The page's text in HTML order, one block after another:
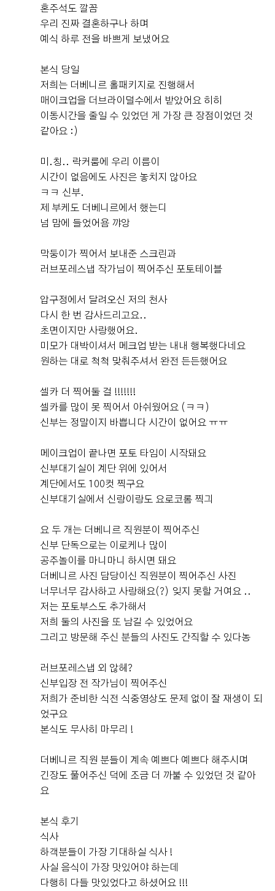
혼주석도 깔꼼
우리 진짜 결혼하구나 하며
예식 하루 전을 바쁘게 보냈어요​
본식 당일
저희는 더베니르 홀패키지로 진행해서
매이크업을 더브라이덜수에서 받았어요 히히
이동시간을 줄일 수 있었던 게 가장 큰 장점이었던 것
같아요 :)
미.칭.. 락커룸에 우리 이름이
시간이 없음에도 사진은 놓치지 않아요
ㅋㅋ 신부.
제 부케도 더베니르에서 했는디
넘 맘에 들었어욤 꺄앙
막둥이가 찍어서 보내준 스크린과
러브포레스냅 작가님이 찍어주신 포토테이블
압구정에서 달려오신 저의 천사
다시 한 번 감사드리고요..
초면이지만 사랑했어요.
미모가 대박이셔서 메크업 받는 내내 행복했다네요
원하는 대로 척척 맞춰주셔서 완전 든든했어요
셀카 더 찍어둘 걸 !!!!!!!
셀카를 많이 못 찍어서 아쉬웠어요 (ㅋㅋ)
신부는 정말이지 바쁩니다 시간이 없어요 ㅠㅠ
메이크업이 끝나면 포토 타임이 시작돼요
신부대기실이 계단 위에 있어서
계단에서도 100컷 찍구요
신부대기실에서 신랑이랑도 요로코롬 찍긔
요 두 개는 더베니르 직원분이 찍어주신
신부 단독으로는 이로케나 많이
공주놀이를 마니마니 하시면 돼요
더베니르 사진 담당이신 직원분이 찍어주신 사진
너무너무 감사하고 사랑해요(?) 잊지 못할 거여요 ..
저는 포토부스도 추가해서
저희 둘의 사진을 또 남길 수 있었어요
그리고 방문해 주신 분들의 사진도 간직할 수 있다농
러브포레스냅 외 않헤?
신부입장 전 작가님이 찍어주신
저희가 준비한 식전 식중영상도 문제 없이 잘 재생이 되
었구요
본식도 무사히 마무리 !
더베니르 직원 분들이 계속 예쁘다 예쁘다 해주시며
긴장도 풀어주신 덕에 조금 더 까불 수 있었던 것 같아
요
본식 후기
식사
하객분들이 가장 기대하실 식사 !
사실 음식이 가장 맛있어야 하는데
다행히 다들 맛있었다고 하셨어요 !!!